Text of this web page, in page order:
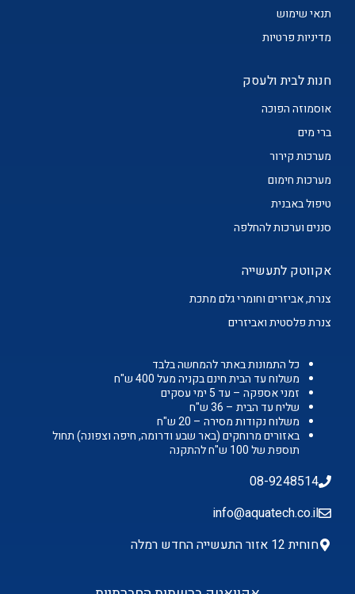
תנאי שימוש
מדיניות פרטיות
חנות לבית ולעסק
אוסמוזה הפוכה
ברי מים
מערכות קירור
מערכות חימום
טיפול באבנית
סננים וערכות להחלפה
אקווטק לתעשייה
צנרת, אביזרים וחומרי גלם מתכת
צנרת פלסטית ואביזרים
כל התמונות באתר להמחשה בלבד
משלוח עד הבית חינם בקניה מעל 400 ש"ח
זמני אספקה – עד 5 ימי עסקים
שליח עד הבית – 36 ש"ח
משלוח נקודות מסירה – 20 ש"ח
באזורים מרוחקים (באר שבע ודרומה, חיפה וצפונה) תחול
תוספת של 100 ש"ח להתקנה
08-9248514
info@aquatech.co.il
חוחית 12 אזור התעשייה החדש רמלה